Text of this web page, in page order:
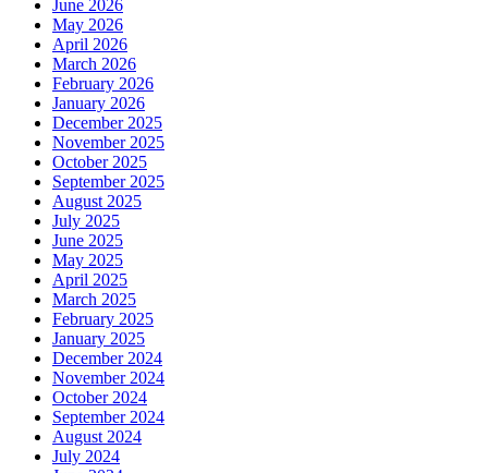
June 2026
May 2026
April 2026
March 2026
February 2026
January 2026
December 2025
November 2025
October 2025
September 2025
August 2025
July 2025
June 2025
May 2025
April 2025
March 2025
February 2025
January 2025
December 2024
November 2024
October 2024
September 2024
August 2024
July 2024